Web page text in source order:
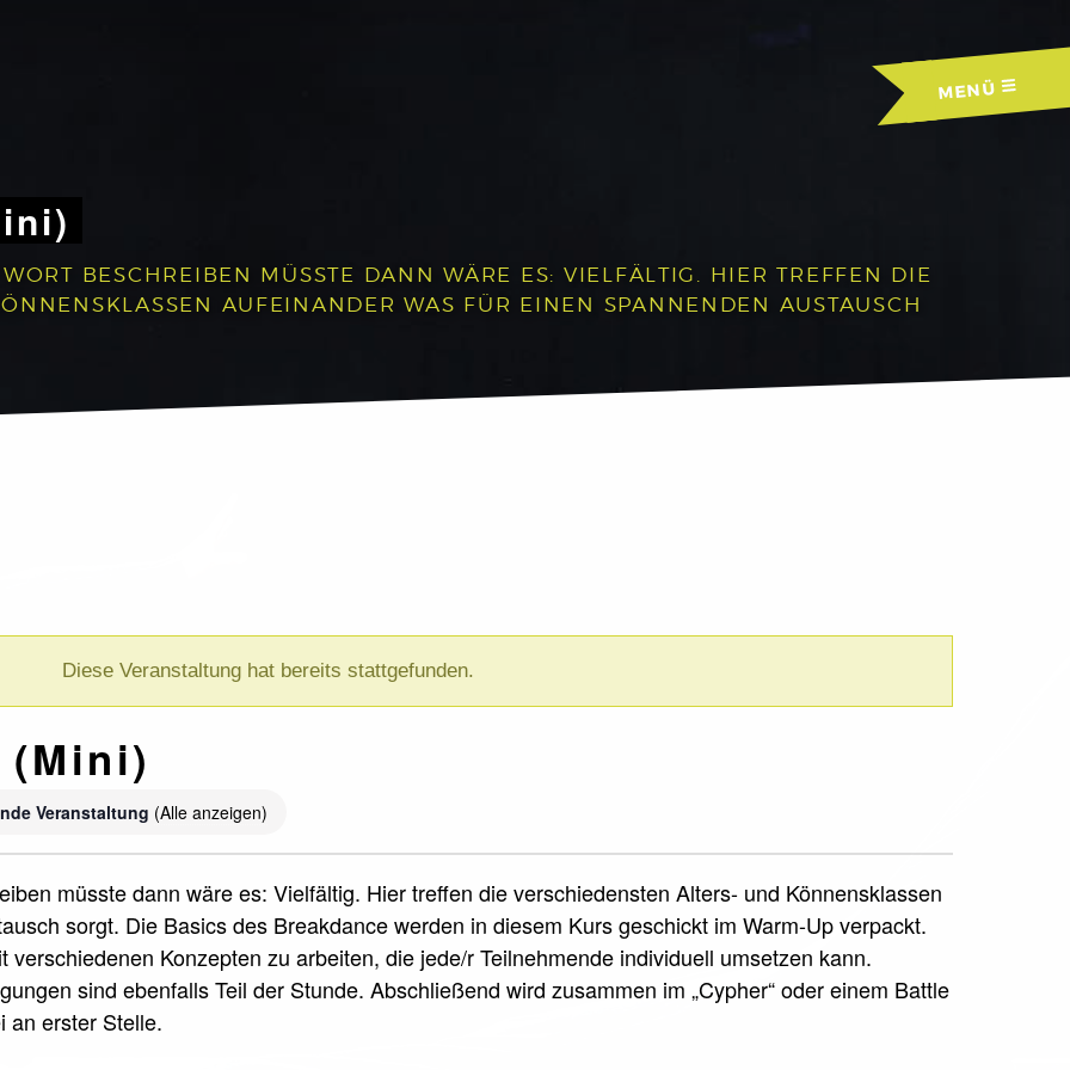
MENÜ
BESCHREIBEN MÜSSTE DANN WÄRE ES: VIELFÄLTIG. HIER TREFFEN DIE
AUFEINANDER WAS FÜR EINEN SPANNENDEN AUSTAUSCH
Diese Veranstaltung hat bereits stattgefunden.
Veranstaltung (Alle anzeigen)
müsste dann wäre es: Vielfältig. Hier treffen die verschiedensten Alters- und Könnensklassen
sorgt. Die Basics des Breakdance werden in diesem Kurs geschickt im Warm-Up verpackt.
Konzepten zu arbeiten, die jede/r Teilnehmende individuell umsetzen kann.
sind ebenfalls Teil der Stunde. Abschließend wird zusammen im „Cypher“ oder einem Battle
an erster Stelle.